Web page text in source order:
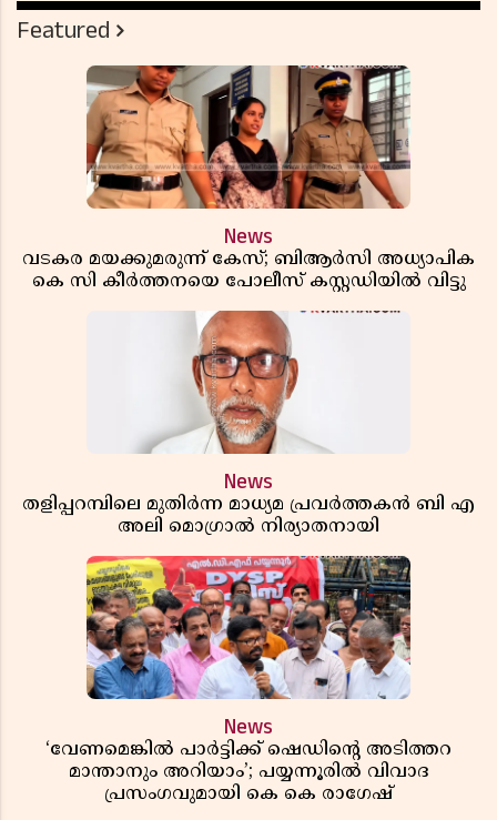
Featured
News
വടകര മയക്കുമരുന്ന് കേസ്; ബിആർസി അധ്യാപിക
കെ സി കീർത്തനയെ പോലീസ് കസ്റ്റഡിയിൽ വിട്ടു
News
തളിപ്പറമ്പിലെ മുതിർന്ന മാധ്യമ പ്രവർത്തകൻ ബി എ
അലി മൊഗ്രാൽ നിര്യാതനായി
News
‘വേണമെങ്കിൽ പാർട്ടിക്ക് ഷെഡിൻ്റെ അടിത്തറ
മാന്താനും അറിയാം’; പയ്യന്നൂരിൽ വിവാദ
പ്രസംഗവുമായി കെ കെ രാഗേഷ്